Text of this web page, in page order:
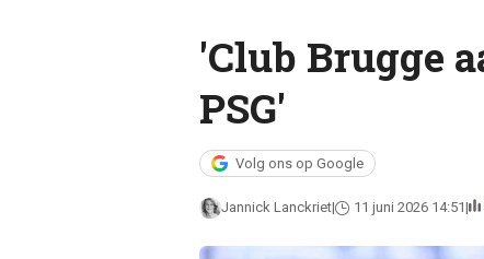
'Club Brugge
PSG'
Volg ons op Google
Jannick Lanckriet 11 juni 2026 14:51